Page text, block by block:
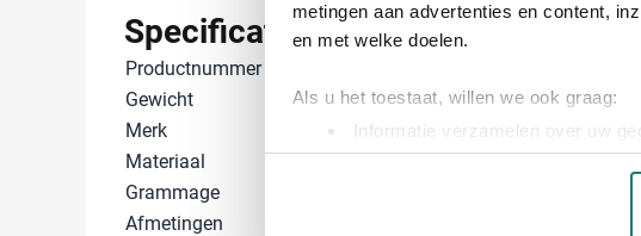
metingen aan advertenties en content,
en met welke doelen.
Als u het toestaat, willen we ook graag:
Informatie verzamelen over uw
Uw apparaat identificeren door
toestemming op elk moment wijzigen of
Specificaties
Productnummer
Gewicht
71 gram
Merk
Sophie Muval
Materiaal
Katoen
Grammage
Afmetingen